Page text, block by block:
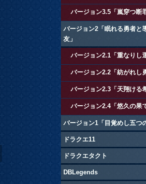
バージョン3.5「嵐穿つ断
バージョン2「眠れる勇者と
友」
バージョン2.1「重なりし
バージョン2.2「紡がれし
バージョン2.3「天翔ける
バージョン2.4「悠久の果
バージョン1「目覚めし五つ
ドラクエ11
ドラクエタクト
DBLegends